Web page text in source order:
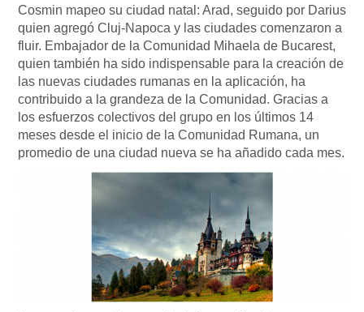
Cosmin mapeo su ciudad natal: Arad, seguido por Darius
quien agregó Cluj-Napoca y las ciudades comenzaron a
fluir. Embajador de la Comunidad Mihaela de Bucarest,
quien también ha sido indispensable para la creación de
las nuevas ciudades rumanas en la aplicación, ha
contribuido a la grandeza de la Comunidad. Gracias a
los esfuerzos colectivos del grupo en los últimos 14
meses desde el inicio de la Comunidad Rumana, un
promedio de una ciudad nueva se ha añadido cada mes.